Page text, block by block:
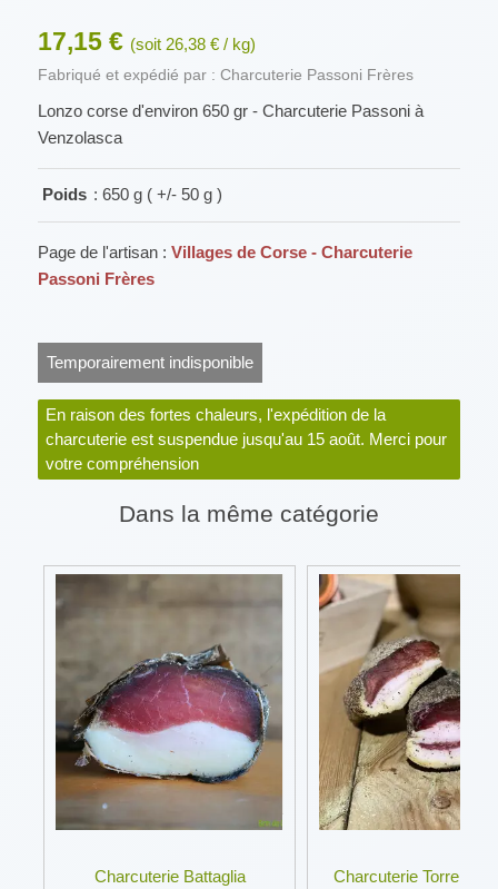
17,15 € (soit 26,38 € / kg)
Fabriqué et expédié par : Charcuterie Passoni Frères
Lonzo corse d'environ 650 gr - Charcuterie Passoni à
Venzolasca
Poids : 650 g ( +/- 50 g )
Page de l'artisan : Villages de Corse - Charcuterie
Passoni Frères
Temporairement indisponible
En raison des fortes chaleurs, l'expédition de la
charcuterie est suspendue jusqu'au 15 août. Merci pour
votre compréhension
Dans la même catégorie
Charcuterie Battaglia Charcuterie Torre A